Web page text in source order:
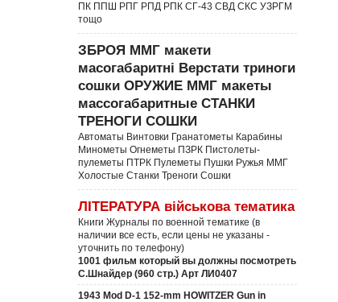
ПК ППШ РПГ РПД РПК СГ-43 СВД CКС УЗРГМ
тощо
ЗБРОЯ ММГ макети
масогабаритні Верстати триноги
сошки ОРУЖИЕ ММГ макеты
массогабаритные СТАНКИ
ТРЕНОГИ СОШКИ
Автоматы Винтовки Гранатометы Карабины
Минометы Огнеметы ПЗРК Пистолеты-
пулеметы ПТРК Пулеметы Пушки Ружья ММГ
Холостые Станки Треноги Сошки
ЛІТЕРАТУРА військова тематика
Книги Журналы по военной тематике (в
наличии все есть, если цены не указаны -
уточнить по телефону)
1001 фильм который вы должны посмотреть
С.Шнайдер (960 стр.) Арт ЛИ0407
1943 Mod D-1 152-mm HOWITZER Gun in